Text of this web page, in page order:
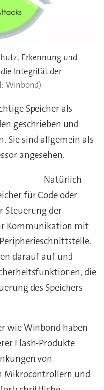
Erkennung und
Integrität der
Winbond)
Speicher als
geschrieben und
Sie sind allgemein als
angesehen.
Natürlich
für Code oder
Steuerung der
Kommunikation mit
darauf auf und
die
des Speichers
wie Winbond haben
Flash-Produkte
von
Mikrocontrollern und